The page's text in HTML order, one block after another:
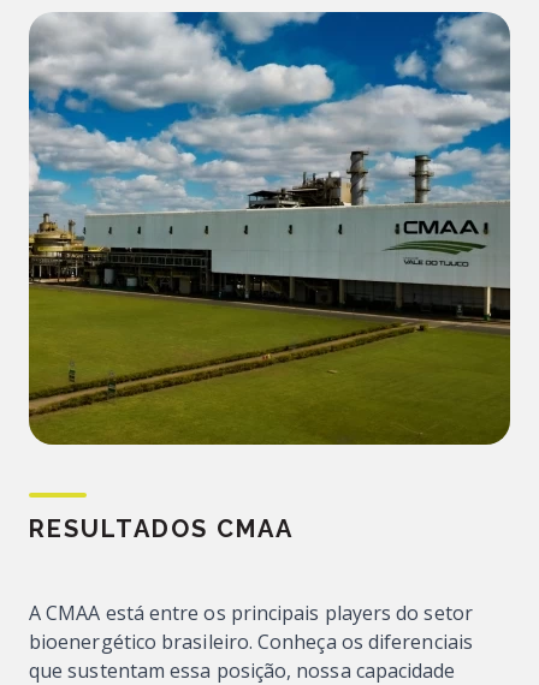
Canal de denúncia
Saúde e segurança
Código de conduta
Dúvidas frequentes
RESULTADOS CMAA
A CMAA está entre os principais players do setor
bioenergético brasileiro. Conheça os diferenciais
que sustentam essa posição, nossa capacidade